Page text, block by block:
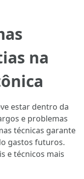
na
estar dentro da
e problemas
técnicas garante
gastos futuros.
e técnicos mais